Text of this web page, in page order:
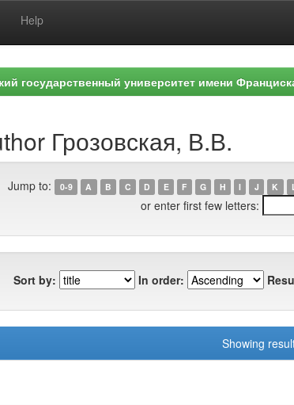
Help
государственный университет имени
Грозовская, В.В.
Jump to: 0-9 A B C D E F G H I J K
or enter first few letters:
Sort by: In order:
Showing